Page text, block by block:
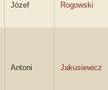
Józef Rogowski
Antoni Jakusiewicz